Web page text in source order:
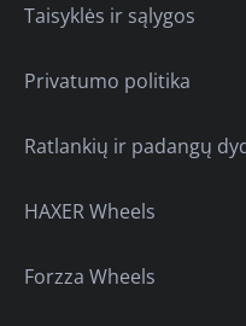
Taisyklės ir sąlygos
Privatumo politika
Ratlankių ir padangų
HAXER Wheels
Forzza Wheels